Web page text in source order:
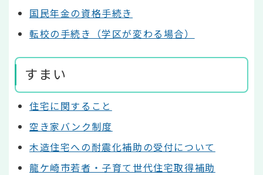
国民年金の資格手続き
転校の手続き（学区が変わる場合）
すまい
住宅に関すること
空き家バンク制度
木造住宅への耐震化補助の受付について
龍ケ崎市若者・子育て世代住宅取得補助